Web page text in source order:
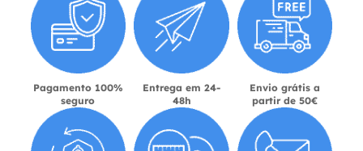
Pagamento 100%
seguro
Entrega em 24-
48h
Envio grátis a
partir de 50€